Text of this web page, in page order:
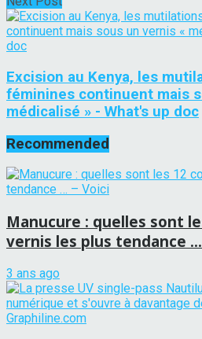
Excision au Kenya, les
féminines continuent mais
médicalisé » - What's up doc
Recommended
Manucure : quelles sont
vernis les plus tendance …
3 ans ago